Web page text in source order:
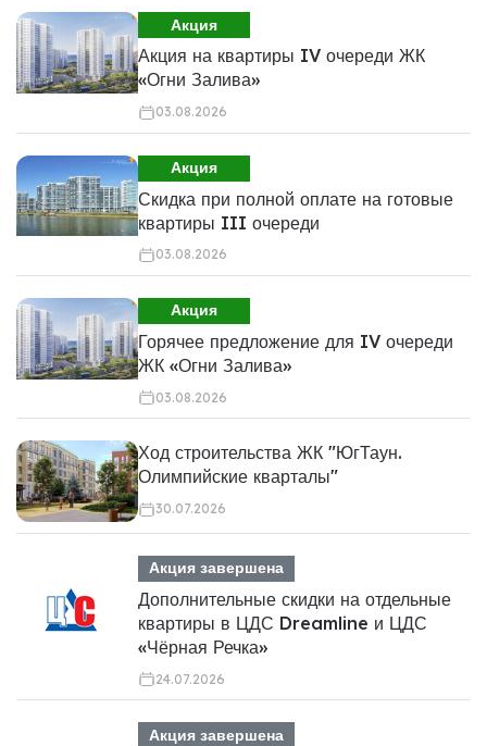
Акция
Акция на квартиры IV очереди ЖК
«Огни Залива»
03.08.2026
Акция
Скидка при полной оплате на готовые
квартиры III очереди
03.08.2026
Акция
Горячее предложение для IV очереди
ЖК «Огни Залива»
03.08.2026
Ход строительства ЖК "ЮгТаун.
Олимпийские кварталы"
30.07.2026
Акция завершена
Дополнительные скидки на отдельные
квартиры в ЦДС Dreamline и ЦДС
«Чёрная Речка»
24.07.2026
Акция завершена